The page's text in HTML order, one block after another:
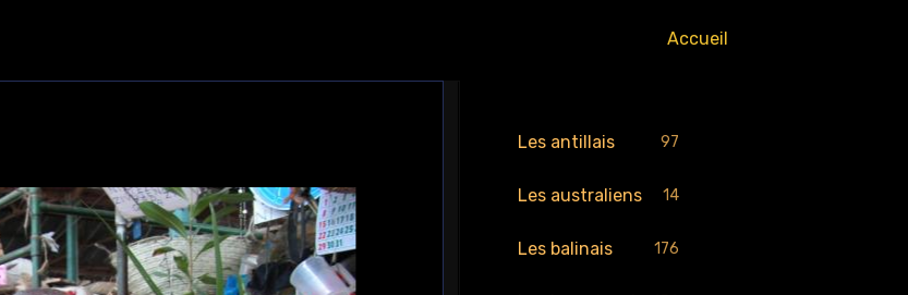
Accueil
Les antillais 97
Les australiens 14
Les balinais 176